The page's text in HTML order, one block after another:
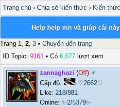
Trang chủ › Chia sẻ kiến thức › Kiến
Help help mn và giúp cái
Trang 1, 2, 3 • Chuyển đến trang
ID Topic: 9161 • Có 6,677 lượt xem
zannaghazi (Off) ♂️
Cấp độ:
♡2662♡
Like: 218/881
Online: ✨2/5379✨